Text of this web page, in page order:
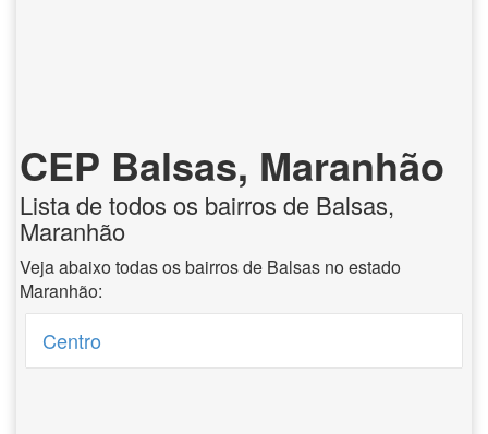
CEP Balsas, Maranhão
Lista de todos os bairros de Balsas,
Maranhão
Veja abaixo todas os bairros de Balsas no estado
Maranhão:
Centro